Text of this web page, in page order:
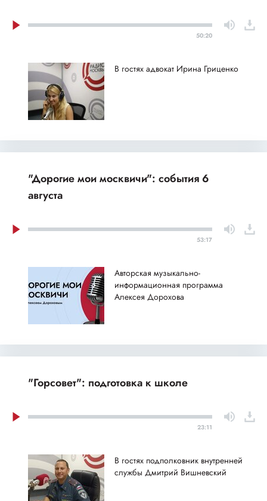
50:20
В гостях адвокат Ирина Гриценко
"Дорогие мои москвичи": события 6
августа
53:17
Авторская музыкально-
информационная программа
Алексея Дорохова
"Горсовет": подготовка к школе
23:11
В гостях подполковник внутренней
службы Дмитрий Вишневский